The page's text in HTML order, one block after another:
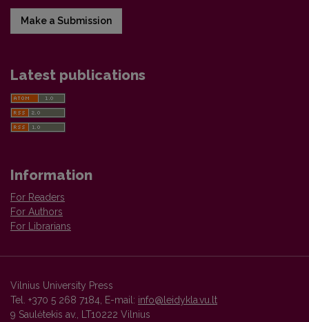
Make a Submission
Latest publications
Information
For Readers
For Authors
For Librarians
Vilnius University Press
Tel. +370 5 268 7184, E-mail: info@leidykla.vu.lt
9 Saulėtekis av., LT10222 Vilnius